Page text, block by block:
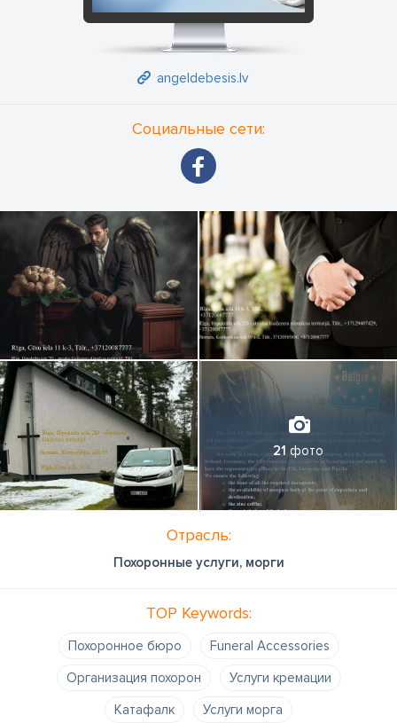
организацию и вести такой деликатный процесс, как
похороны.
angeldebesis.lv
Социальные сети:
21 фото
Отрасль:
Похоронные услуги, морги
TOP Keywords:
Похоронное бюро
Funeral Accessories
Организация похорон
Услуги кремации
Катафалк
Услуги морга